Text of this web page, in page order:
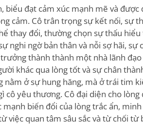
biểu đạt cảm xúc mạnh mẽ và được
cảm. Cô trân trọng sự kết nối, sự
thay đổi, thường chọn sự thấu hiểu
nghi ngờ bản thân và nỗi sợ hãi, sự
thành thành một nhà lãnh
khác qua lòng tốt và sự chân
nằm ở sự hung hăng, mà ở trái tim
cô yêu thương. Cô đại diện cho lòng
mạnh biến đổi của lòng trắc ẩn,
việc quan tâm sâu sắc và từ chối từ